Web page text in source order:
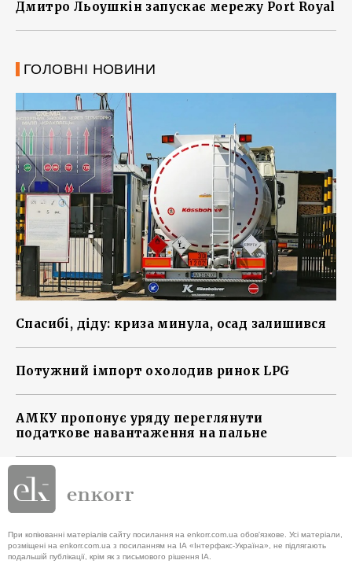
Дмитро Льоушкін запускає мережу Port Royal
ГОЛОВНІ НОВИНИ
Спасибі, діду: криза минула, осад залишився
Потужний імпорт охолодив ринок LPG
АМКУ пропонує уряду переглянути
податкове навантаження на пальне
При копіюванні матеріалів сайту посилання на enkorr.com.ua обов'язкове. Усі матеріали,
розміщені на enkorr.com.ua з посиланням на ІА «Інтерфакс-Україна», не підлягають
подальшій публікації, крім як з письмового рішення ІА.